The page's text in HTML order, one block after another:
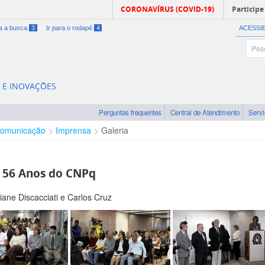
CORONAVÍRUS (COVID-19) Participe
a busca 3 Ir para o rodapé 4
INOVAÇÕES
Perguntas frequentes Central de Atendimento
Imprensa Galeria
56 Anos do CNPq
Discacciati e Carlos Cruz